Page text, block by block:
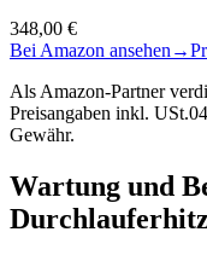
348,00 €
Bei Amazon ansehen →
Als Amazon-Partner
Preisangaben inkl.
Gewähr.
Wartung und